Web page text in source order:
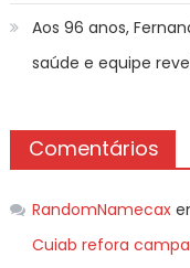
Aos 96 anos,
saúde e equipe
Comentários
RandomNamecax
Cuiab refora